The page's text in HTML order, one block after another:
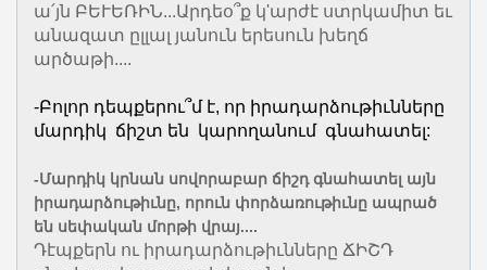
ա՛յն ԲԵՒԵՌԻՆ...Արդեօ՞ք կ'արժէ ստրկամիտ եւ
անազատ ըլլալ յանուն երեսուն խեղճ
արծաթի....
-Բոլոր դեպքերու՞մ է, որ իրադարձութիւնները
մարդիկ ճիշտ են կարողանում գնահատել:
-Մարդիկ կրնան սովորաբար ճիշդ գնահատել այն
իրադարձութիւնը, որուն փորձառութիւնը ապրած
են սեփական մորթի վրայ....
Դէպքերն ու իրադարձութիւնները ՃԻՇԴ